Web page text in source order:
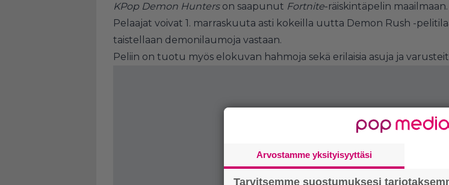
KPop Demon Hunterson saapunut Fortnite-räiskintäpelin maailmaan.
Pelaajat voivat 1. marraskuuta asti kokeilla uutta Demon Rush -
taistellaan demonilaumoja vastaan.
Peliin on tuotu myös elokuvan hahmoja sekä erilaisia asuja ja
Arvostamme yksityisyyttäsi
Tarvitsemme suostumuksesi